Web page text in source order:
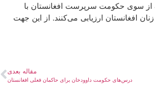
از سوی حکومت سرپرست افغانستان با
افغانستان ارزیابی می‌کنند. از این جهت
مقاله بعدی
درس‌های حکومت داوودخان برای حاکمان فعلی افغانستان